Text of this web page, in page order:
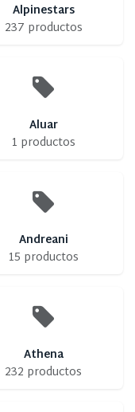
Alpinestars
237 productos
Aluar
1 productos
Andreani
15 productos
Athena
232 productos